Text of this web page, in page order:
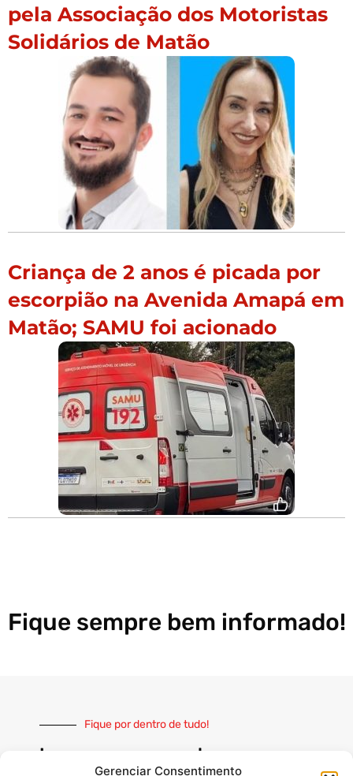
Gerenciar Consentimento
pela Associação dos Motoristas
Solidários de Matão
Criança de 2 anos é picada por
escorpião na Avenida Amapá em
Matão; SAMU foi acionado
Fique sempre bem informado!
Fique por dentro de tudo!
Inscreva-se e receba nossas